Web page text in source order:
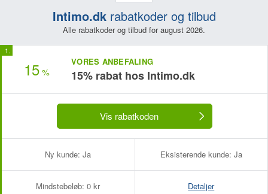
Intimo.dkrabatkoder og tilbud
Alle rabatkoder og tilbud for august 2026.
15 %
VORES ANBEFALING
15% rabat hos Intimo.dk
Vis rabatkoden
Ny kunde: Ja Eksisterende kunde: Ja
Mindstebeløb: 0 kr Detaljer